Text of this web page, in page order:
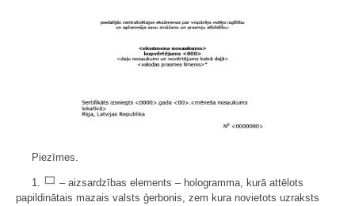
Piezīmes.
1.
– aizsardzības elements – hologramma, kurā attēlots
papildinātais mazais valsts ģerbonis, zem kura novietots uzraksts